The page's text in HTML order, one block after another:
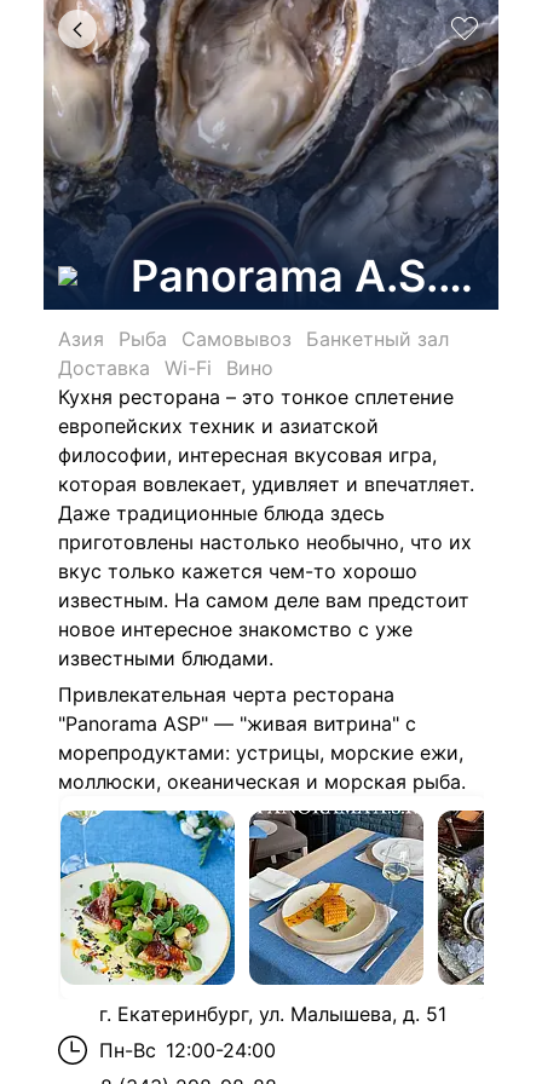
Panorama A.S.P.,
Азия Рыба Самовывоз
Банкетный зал
Доставка
Wi-Fi
Вино
Кухня ресторана – это тонкое сплетение
европейских техник и азиатской
философии, интересная вкусовая игра,
которая вовлекает, удивляет и впечатляет.
Даже традиционные блюда здесь
приготовлены настолько необычно, что их
вкус только кажется чем-то хорошо
известным. На самом деле вам предстоит
новое интересное знакомство с уже
известными блюдами.
Привлекательная черта ресторана
"Panorama ASP" — "живая витрина" с
морепродуктами: устрицы, морские ежи,
моллюски, океаническая и морская рыба.
г. Екатеринбург, ул. Малышева, д. 51
Пн-Вс 12:00-24:00